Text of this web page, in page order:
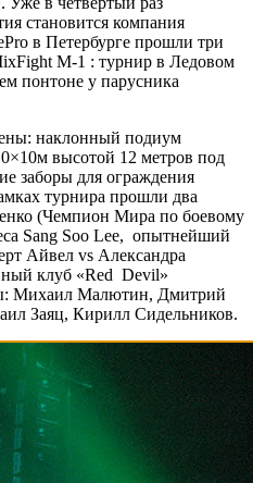
становится компания
в Петербурге прошли три
M-1 : турнир в Ледовом
понтоне у парусника
наклонный подиум
высотой 12 метров под
заборы для ограждения
турнира прошли два
(Чемпион Мира по боевому
Sang Soo Lee, опытнейший
Айвел vs Александра
клуб «Red Devil»
Михаил Малютин, Дмитрий
Заяц, Кирилл Сидельников.